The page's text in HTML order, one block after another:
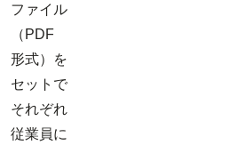
ファイル
（PDF
形式）を
セットで
それぞれ
従業員に